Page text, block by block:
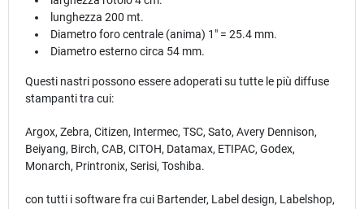
lunghezza 200 mt.
Diametro foro centrale (anima) 1" = 25.4 mm.
Diametro esterno circa 54 mm.
Questi nastri possono essere adoperati su tutte le più diffuse
stampanti tra cui:
Argox, Zebra, Citizen, Intermec, TSC, Sato, Avery Dennison,
Beiyang, Birch, CAB, CITOH, Datamax, ETIPAC, Godex,
Monarch, Printronix, Serisi, Toshiba.
con tutti i software fra cui Bartender, Label design, Labelshop,